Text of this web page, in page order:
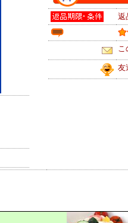
返
こ
友